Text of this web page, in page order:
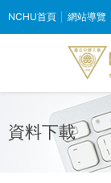
NCHU首頁 網站導覽
資料下載